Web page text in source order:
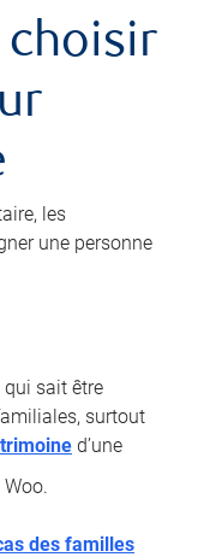
choisir
les
une personne
qui sait être
surtout
d’une
Woo.
des familles